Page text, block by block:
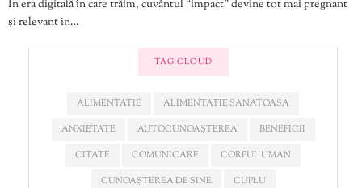
În era digitală în care trăim, cuvântul “impact” devine tot mai pregnant
și relevant în…
TAG CLOUD
ALIMENTATIE
ALIMENTATIE SANATOASA
ANXIETATE
AUTOCUNOAȘTEREA
BENEFICII
CITATE
COMUNICARE
CORPUL UMAN
CUNOAȘTEREA DE SINE
CUPLU